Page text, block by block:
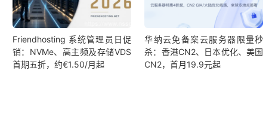
Friendhosting 系统管理员日促
销：NVMe、高主频及存储VDS
首期五折，约€1.50/月起
华纳云免备案云服务器限量秒
杀：香港CN2、日本优化、美国
CN2，首月19.9元起